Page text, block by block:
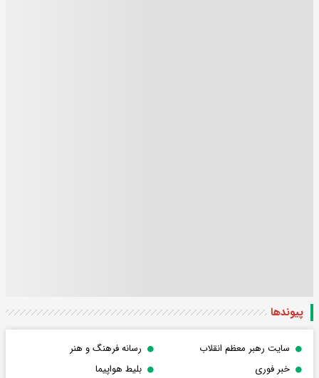
پیوندها
سایت رهبر معظم انقلاب
رسانه فرهنگ و هنر
خبر فوری
بلیط هواپیما